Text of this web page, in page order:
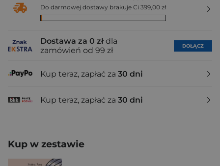
Do darmowej dostawy brakuje Ci 399,00 zł
Dostawa za 0 zł dla
zamówień od 99 zł
DOŁĄCZ
Kup teraz, zapłać za 30 dni
Kup teraz, zapłać za 30 dni
Kup w zestawie